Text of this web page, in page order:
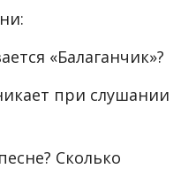
«Балаганчик»?
при слушании
Сколько